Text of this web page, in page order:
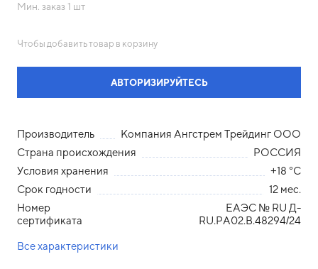
Мин. заказ 1 шт
Чтобы добавить товар в корзину
АВТОРИЗИРУЙТЕСЬ
Производитель
Компания Ангстрем Трейдинг ООО
Страна происхождения
РОССИЯ
Условия хранения
+18 °С
Срок годности
12 мес.
Номер
сертификата
ЕАЭС № RU Д-
RU.РА02.В.48294/24
Все характеристики